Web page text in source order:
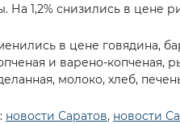
На 1,2% снизились в цене
в цене говядина,
и варено-копченая,
молоко, хлеб,
новости Саратов, новости